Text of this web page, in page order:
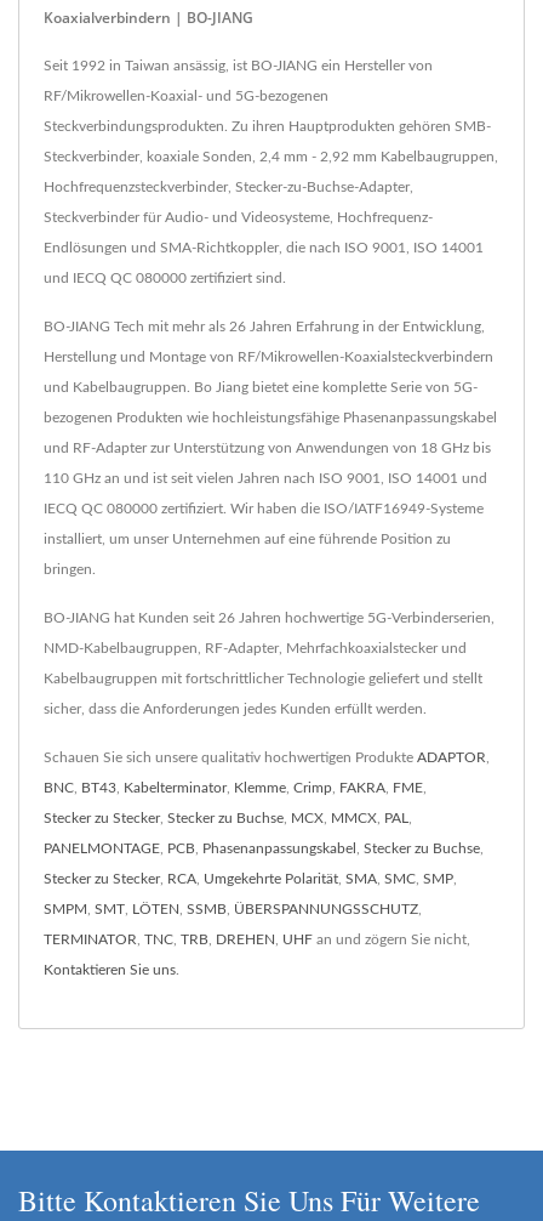
Koaxialverbindern | BO-JIANG
Seit 1992 in Taiwan ansässig, ist BO-JIANG ein Hersteller von
RF/Mikrowellen-Koaxial- und 5G-bezogenen
Steckverbindungsprodukten. Zu ihren Hauptprodukten gehören SMB-
Steckverbinder, koaxiale Sonden, 2,4 mm - 2,92 mm Kabelbaugruppen,
Hochfrequenzsteckverbinder, Stecker-zu-Buchse-Adapter,
Steckverbinder für Audio- und Videosysteme, Hochfrequenz-
Endlösungen und SMA-Richtkoppler, die nach ISO 9001, ISO 14001
und IECQ QC 080000 zertifiziert sind.
BO-JIANG Tech mit mehr als 26 Jahren Erfahrung in der Entwicklung,
Herstellung und Montage von RF/Mikrowellen-Koaxialsteckverbindern
und Kabelbaugruppen. Bo Jiang bietet eine komplette Serie von 5G-
bezogenen Produkten wie hochleistungsfähige Phasenanpassungskabel
und RF-Adapter zur Unterstützung von Anwendungen von 18 GHz bis
110 GHz an und ist seit vielen Jahren nach ISO 9001, ISO 14001 und
IECQ QC 080000 zertifiziert. Wir haben die ISO/IATF16949-Systeme
installiert, um unser Unternehmen auf eine führende Position zu
bringen.
BO-JIANG hat Kunden seit 26 Jahren hochwertige 5G-Verbinderserien,
NMD-Kabelbaugruppen, RF-Adapter, Mehrfachkoaxialstecker und
Kabelbaugruppen mit fortschrittlicher Technologie geliefert und stellt
sicher, dass die Anforderungen jedes Kunden erfüllt werden.
Schauen Sie sich unsere qualitativ hochwertigen Produkte ADAPTOR
BNC BT43 Kabelterminator, Klemme Crimp FAKRA FME
Stecker zu Stecker, Stecker zu Buchse MCX MMCX PAL
PANELMONTAGE PCB Phasenanpassungskabel Stecker zu Buchse
Stecker zu Stecker, RCA Umgekehrte Polarität SMA SMC SMP
SMPM SMT LÖTEN SSMB ÜBERSPANNUNGSSCHUTZ
TERMINATOR TNC TRB DREHEN UHF an und zögern Sie nicht,
Kontaktieren Sie uns
Bitte Kontaktieren Sie Uns Für Weitere